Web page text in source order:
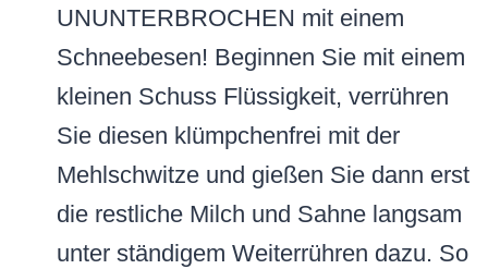
UNUNTERBROCHEN mit einem
Schneebesen! Beginnen Sie mit einem
kleinen Schuss Flüssigkeit, verrühren
Sie diesen klümpchenfrei mit der
Mehlschwitze und gießen Sie dann erst
die restliche Milch und Sahne langsam
unter ständigem Weiterrühren dazu. So